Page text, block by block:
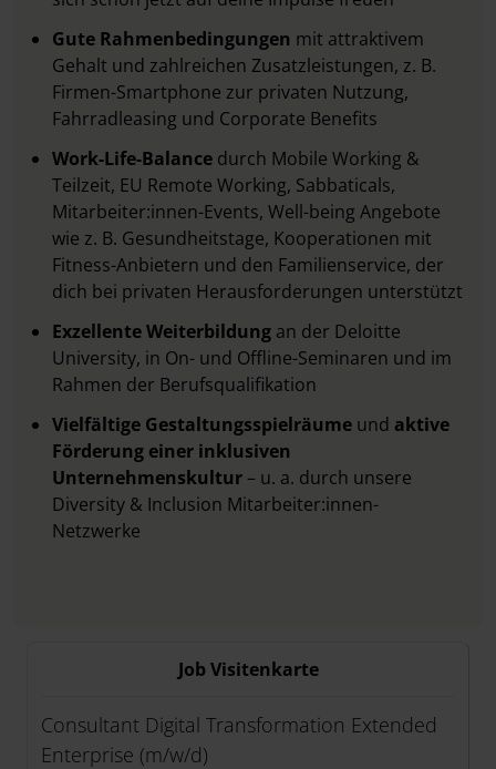
Gute Rahmenbedingungen mit attraktivem
Gehalt und zahlreichen Zusatzleistungen, z. B.
Firmen-Smartphone zur privaten Nutzung,
Fahrradleasing und Corporate Benefits
Work-Life-Balance durch Mobile Working &
Teilzeit, EU Remote Working, Sabbaticals,
Mitarbeiter:innen-Events, Well-being Angebote
wie z. B. Gesundheitstage, Kooperationen mit
Fitness-Anbietern und den Familienservice, der
dich bei privaten Herausforderungen unterstützt
Exzellente Weiterbildung an der Deloitte
University, in On- und Offline-Seminaren und im
Rahmen der Berufsqualifikation
Vielfältige Gestaltungsspielräume und aktive
Förderung einer inklusiven
Unternehmenskultur – u. a. durch unsere
Diversity & Inclusion Mitarbeiter:innen-
Netzwerke
Job Visitenkarte
Consultant Digital Transformation Extended
Enterprise (m/w/d)